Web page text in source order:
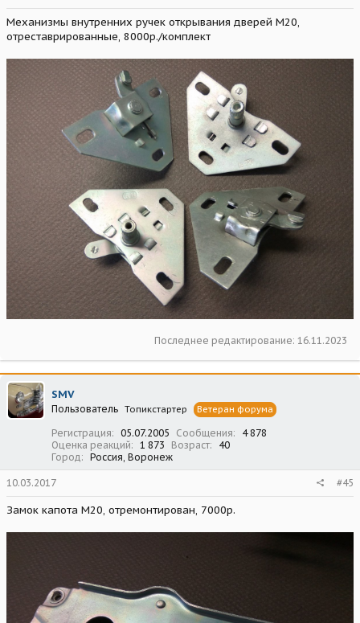
Механизмы внутренних ручек открывания дверей М20,
отреставрированные, 8000р./комплект
Последнее редактирование: 16.11.2023
SMV
Пользователь Топикстартер Ветеран форума
Регистрация 05.07.2005 Сообщения
4 878
Оценка реакций
1 873 Возраст
40
Город
Россия, Воронеж
10.03.2017 #45
Замок капота М20, отремонтирован, 7000р.